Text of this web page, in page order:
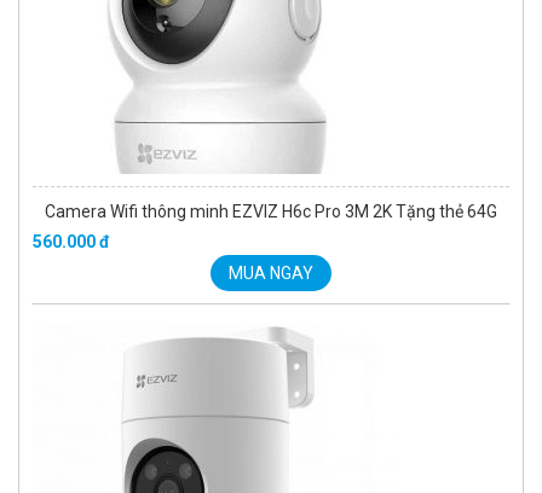
Camera Wifi thông minh EZVIZ H6c Pro 3M 2K Tặng thẻ 64G
560.000 đ
MUA NGAY